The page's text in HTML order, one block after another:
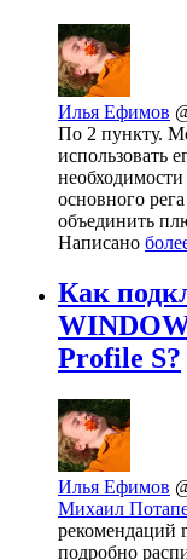
Илья Ефимов
По 2 пункту.
использовать
основного
объединить
Написано
Как
Profile S?
Илья Ефимов
Михаил
рекомендаций
подробно